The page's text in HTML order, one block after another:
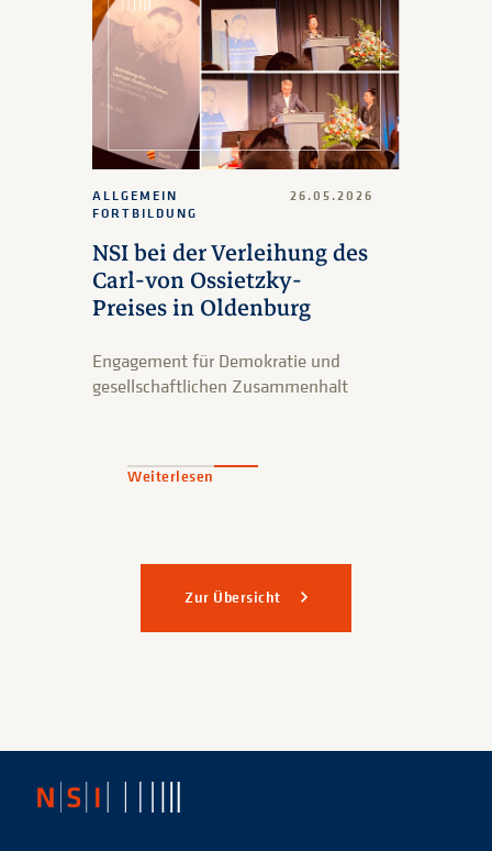
NSI bei der Verleihung des
Carl-von Ossietzky-
Preises in Oldenburg
ALLGEMEIN
FORTBILDUNG
26.05.2026
Engagement für Demokratie und
gesellschaftlichen Zusammenhalt
Weiterlesen
Zur Übersicht